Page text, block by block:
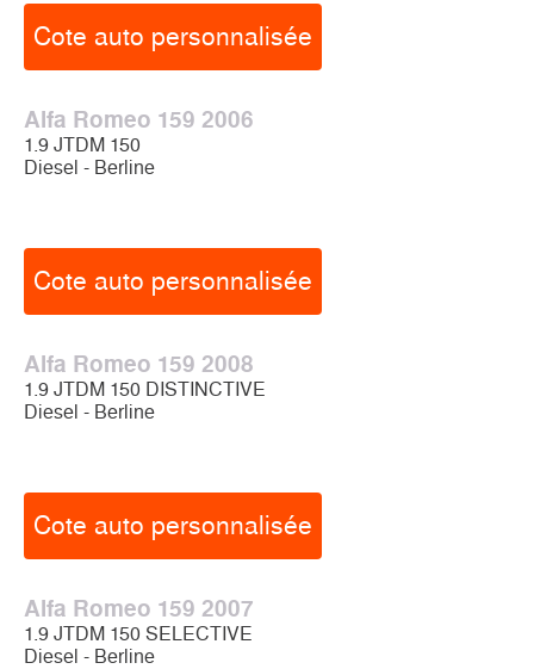
Cote auto personnalisée
Alfa Romeo 159 2006
1.9 JTDM 150
Diesel - Berline
Cote auto personnalisée
Alfa Romeo 159 2008
1.9 JTDM 150 DISTINCTIVE
Diesel - Berline
Cote auto personnalisée
Alfa Romeo 159 2007
1.9 JTDM 150 SELECTIVE
Diesel - Berline